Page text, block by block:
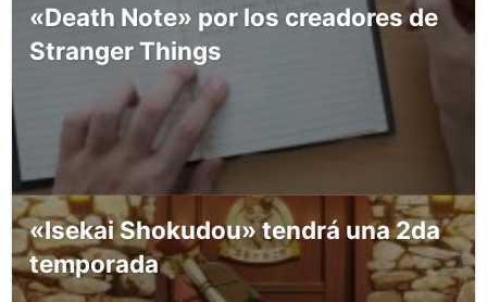
«Death Note» por los creadores de
Stranger Things
«Isekai Shokudou» tendrá una 2da
temporada